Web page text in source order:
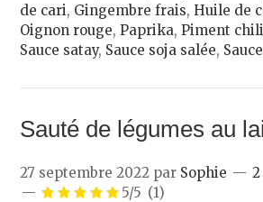
de cari, Gingembre frais,Huile de
Oignon rouge,Paprika,Piment chili
Sauce satay, Sauce soja salée,
Sauté de légumes au
27 septembre 2022 par Sophie
5/5 (1)